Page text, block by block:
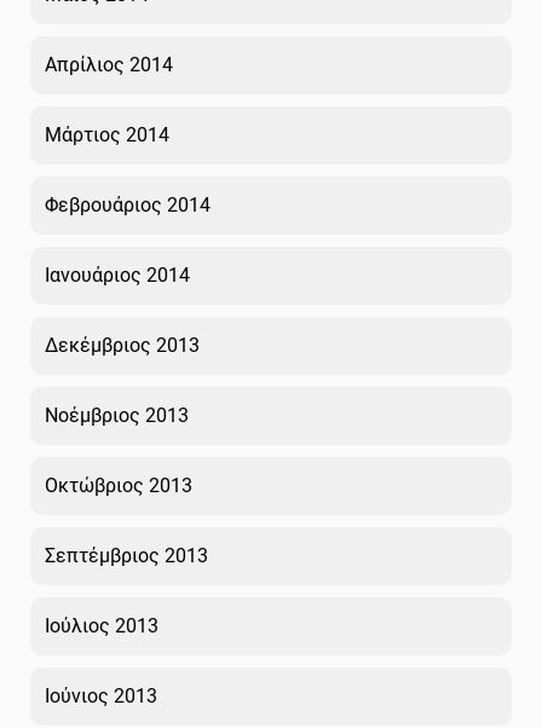
Απρίλιος 2014
Μάρτιος 2014
Φεβρουάριος 2014
Ιανουάριος 2014
Δεκέμβριος 2013
Νοέμβριος 2013
Οκτώβριος 2013
Σεπτέμβριος 2013
Ιούλιος 2013
Ιούνιος 2013